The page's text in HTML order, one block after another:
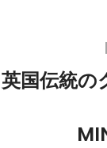
英国伝統の